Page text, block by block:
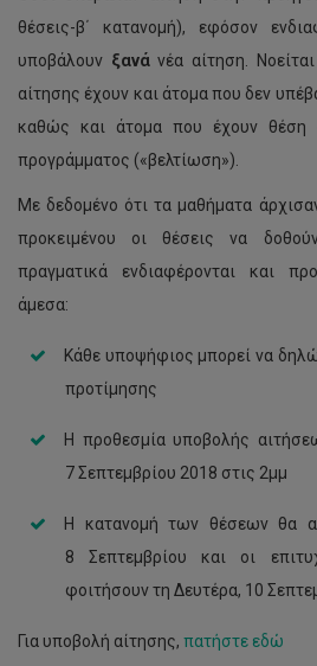
θέσεις-β΄ κατανομή), εφόσον
υποβάλουν ξανάνέα αίτηση.
αίτησης έχουν και άτομα που δεν
καθώς και άτομα που έχουν θέση
προγράμματος («βελτίωση»).
Με δεδομένο ότι τα μαθήματα
προκειμένου οι θέσεις να
πραγματικά ενδιαφέρονται και
άμεσα:
Κάθε υποψήφιος μπορεί να
προτίμησης
Η προθεσμία υποβολής
7 Σεπτεμβρίου 2018 στις 2μμ
Η κατανομή των θέσεων θα
8 Σεπτεμβρίου και οι
φοιτήσουν τη Δευτέρα, 10
Για υποβολή αίτησης, πατήστε εδώ